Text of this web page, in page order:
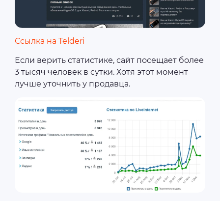
Ссылка на Telderi
Если верить статистике, сайт посещает более
3 тысяч человек в сутки. Хотя этот момент
лучше уточнить у продавца.